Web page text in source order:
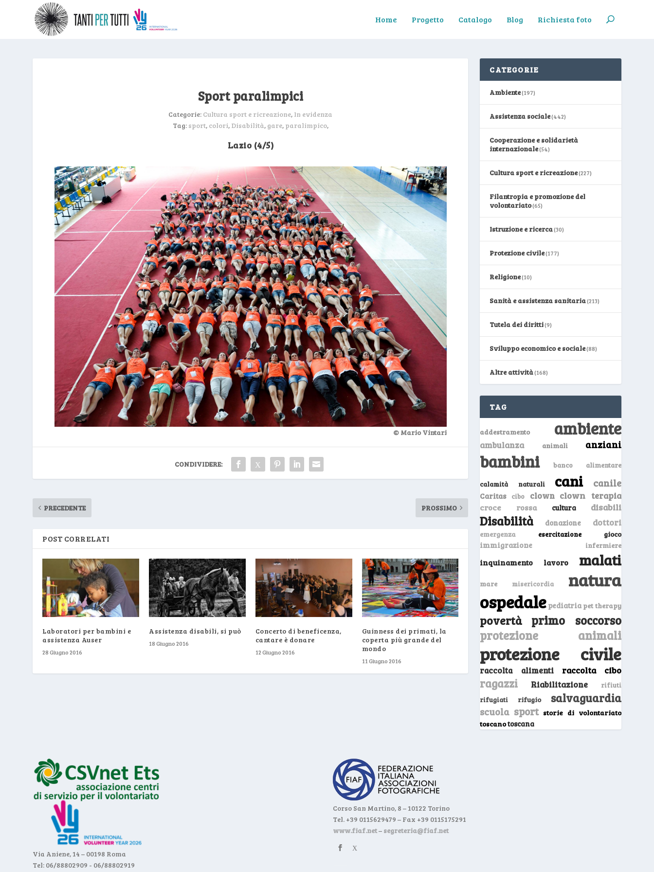
Home Progetto Catalogo Blog Richiesta foto
Sport paralimpici
Categorie: Cultura sport e ricreazione, In evidenza
Tag: sport, colori, Disabilità, gare, paralimpico,
Lazio (4/5)
© Mario Vintari
CONDIVIDERE:
PRECEDENTE PROSSIMO
POST CORRELATI
Laboratori per bambini e
assistenza Auser
28 Giugno 2016
Assistenza disabili, si può
18 Giugno 2016
Concerto di beneficenza,
cantare è donare
12 Giugno 2016
Guinness dei primati, la
coperta più grande del
mondo
11 Giugno 2016
CATEGORIE
Ambiente(197)
Assistenza sociale(442)
Cooperazione e solidarietà
internazionale(54)
Cultura sport e ricreazione(227)
Filantropia e promozione del
volontariato(65)
Istruzione e ricerca(30)
Protezione civile(177)
Religione(10)
Sanità e assistenza sanitaria(213)
Tutela dei diritti(9)
Sviluppo economico e sociale(88)
Altre attività(168)
TAG
addestramento ambiente
ambulanza animali anziani
bambini banco alimentare
calamità naturali cani canile
Caritas cibo clown clown terapia
croce rossa cultura disabili
Disabilità donazione dottori
emergenza esercitazione gioco
immigrazione infermiere
inquinamento lavoro malati
mare misericordia natura
ospedale pediatria pet therapy
povertà
primo soccorso
protezione animali
protezione civile
raccolta alimenti raccolta cibo
ragazzi Riabilitazione
rifiuti
rifugiati
rifugio salvaguardia
scuola sport storie di volontariato
toscanotoscana
Via Aniene, 14 – 00198 Roma
Tel: 06/88802909 - 06/88802919
Corso San Martino, 8 – 10122 Torino
Tel. +39 0115629479 – Fax +39 0115175291
www.fiaf.net– segreteria@fiaf.net